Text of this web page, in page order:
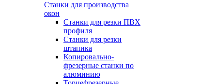
Станки для производства
окон
Станки для резки ПВХ
профиля
Станки для резки
штапика
Копировально-
фрезерные станки по
алюминию